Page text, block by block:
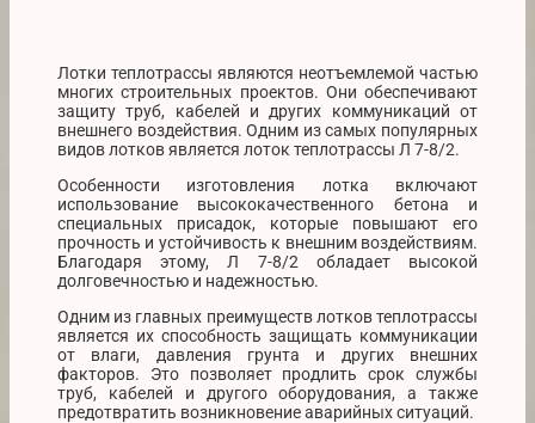
Лотки теплотрассы являются неотъемлемой частью
многих строительных проектов. Они обеспечивают
защиту труб, кабелей и других коммуникаций от
внешнего воздействия. Одним из самых популярных
видов лотков является лоток теплотрассы Л 7-8/2.
Особенности изготовления лотка включают
использование высококачественного бетона и
специальных присадок, которые повышают его
прочность и устойчивость к внешним воздействиям.
Благодаря этому, Л 7-8/2 обладает высокой
долговечностью и надежностью.
Одним из главных преимуществ лотков теплотрассы
является их способность защищать коммуникации
от влаги, давления грунта и других внешних
факторов. Это позволяет продлить срок службы
труб, кабелей и другого оборудования, а также
предотвратить возникновение аварийных ситуаций.